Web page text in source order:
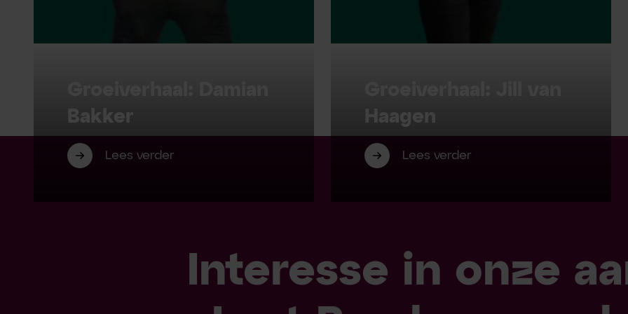
Bakker
Lees verder
Haagen
Lees verder
Interesse in onze